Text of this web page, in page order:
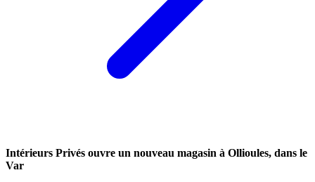
Intérieurs Privés ouvre un nouveau magasin à Ollioules, dans le
Var